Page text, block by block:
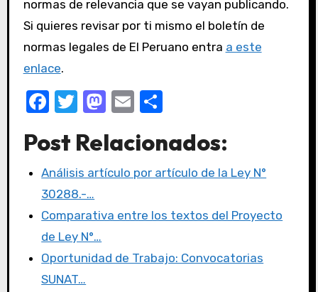
normas de relevancia que se vayan publicando.
Si quieres revisar por ti mismo el boletín de
normas legales de El Peruano entra a este
enlace.
F
c
e
b
o
o
k
T
it
te
r
M
st
o
o
E
ail
C
m
p
tir
Post Relacionados:
Análisis artículo por artículo de la Ley N°
30288.-…
Comparativa entre los textos del Proyecto
de Ley N°…
Oportunidad de Trabajo: Convocatorias
SUNAT…